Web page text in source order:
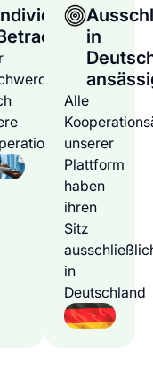
in
Alle
unserer
Plattform
haben
ihren
Sitz
in
Deutschland